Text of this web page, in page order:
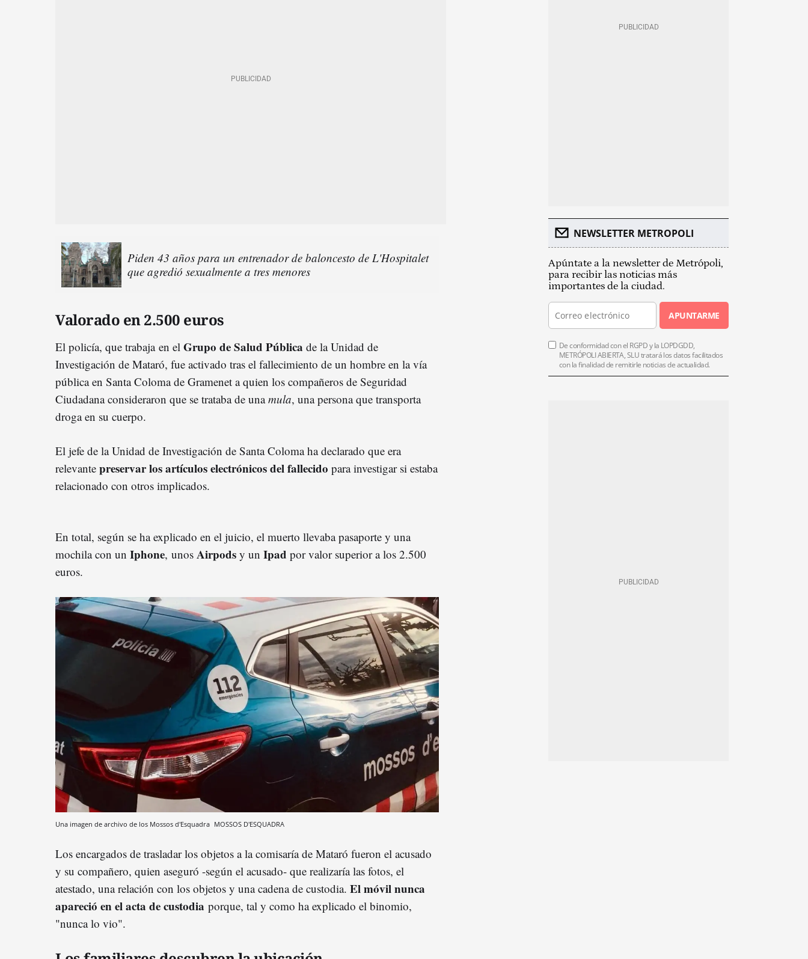
Piden 43 años para un entrenador de baloncesto de L'Hospitalet
que agredió sexualmente a tres menores
Valorado en 2.500 euros
El policía, que trabaja en el Grupo de Salud Pública de la Unidad de
Investigación de Mataró, fue activado tras el fallecimiento de un hombre en la vía
pública en Santa Coloma de Gramenet a quien los compañeros de Seguridad
Ciudadana consideraron que se trataba de unamula, una persona que transporta
droga en su cuerpo.
El jefe de la Unidad de Investigación de Santa Coloma ha declarado que era
relevante preservar los artículos electrónicos del fallecido para investigar si estaba
relacionado con otros implicados.
En total, según se ha explicado en el juicio, el muerto llevaba pasaporte y una
mochila con un Iphone, unos Airpods y un Ipad por valor superior a los 2.500
euros.
Una imagen de archivo de los Mossos d'Esquadra MOSSOS D'ESQUADRA
Los encargados de trasladar los objetos a la comisaría de Mataró fueron el acusado
y su compañero, quien aseguró -según el acusado- que realizaría las fotos, el
atestado, una relación con los objetos y una cadena de custodia. El móvil nunca
apareció en el acta de custodia porque, tal y como ha explicado el binomio,
"nunca lo vio".
NEWSLETTER METROPOLI
Apúntate a la newsletter de Metrópoli,
para recibir las noticias más
importantes de la ciudad.
APUNTARME
De conformidad con el RGPD y la LOPDGDD,
METRÓPOLI ABIERTA, SLU tratará los datos facilitados
con la finalidad de remitirle noticias de actualidad.